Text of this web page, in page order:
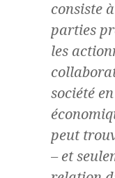
consiste
parties
les
société
peut
– et